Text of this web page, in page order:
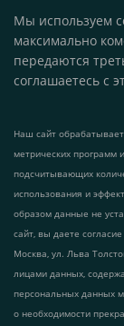
Мы используем
максимально
передаются
соглашаетесь с
Наш сайт
метрических программ
подсчитывающих
использования и
образом данные не
сайт, вы даете
Москва, ул. Льва
лицами данных,
персональных данных
о необходимости